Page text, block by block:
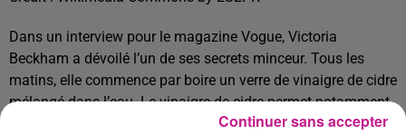
Dans un interview pour le magazine Vogue, Victoria
Beckham a dévoilé l’un de ses secrets minceur. Tous les
matins, elle commence par boire un verre de vinaigre de cidre
mélangé dans l’eau. Le vinaigre de cidre permet notamment
de brûler des graisses plus rapidement et améliore la
Continuer sans accepter